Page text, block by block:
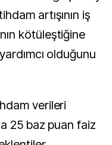
artışının iş
kötüleştiğine
olduğunu
verileri
25 baz puan faiz